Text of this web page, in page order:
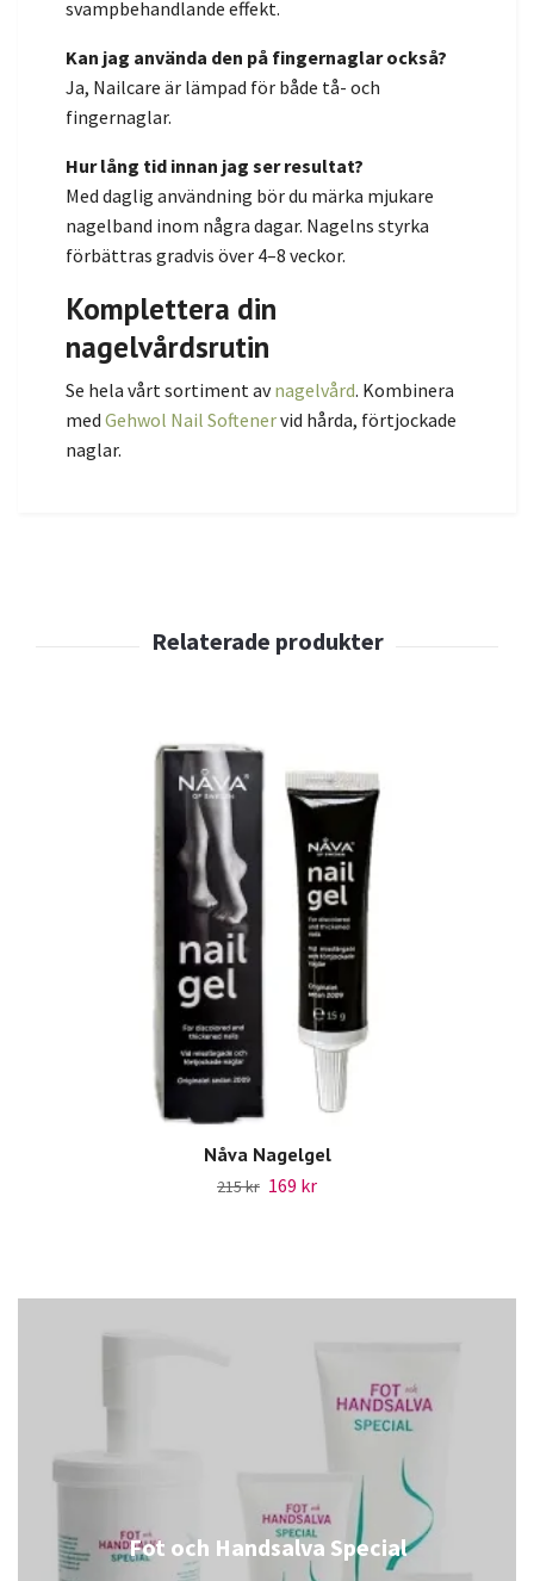
Fot och Handsalva Special
svampbehandlande effekt.
Kan jag använda den på fingernaglar också?
Ja, Nailcare är lämpad för både tå- och
fingernaglar.
Hur lång tid innan jag ser resultat?
Med daglig användning bör du märka mjukare
nagelband inom några dagar. Nagelns styrka
förbättras gradvis över 4–8 veckor.
Komplettera din
nagelvårdsrutin
Se hela vårt sortiment avnagelvård. Kombinera
med Gehwol Nail Softenervid hårda, förtjockade
naglar.
Nåva Nagelgel
215 kr 169 kr